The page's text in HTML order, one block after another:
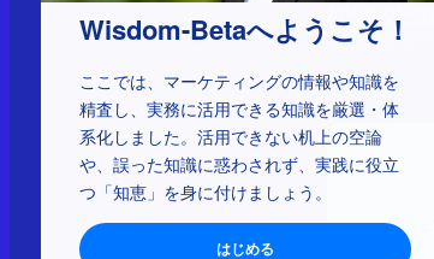
Wisdom-Betaへようこそ！
ここでは、マーケティングの情報や知識を
精査し、実務に活用できる知識を厳選・体
系化しました。活用できない机上の空論
や、誤った知識に惑わされず、実践に役立
つ「知恵」を身に付けましょう。
はじめる
AI時代の新戦略
2026年3月19日